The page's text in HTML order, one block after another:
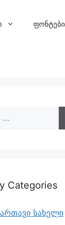
ფონტები
Categories
სახელი